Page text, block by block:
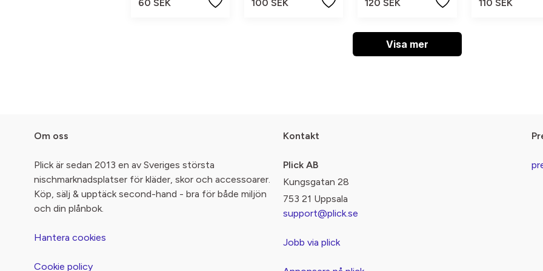
60 SEK
100 SEK
120 SEK
110 SEK
Visa mer
Om oss
Plick är sedan 2013 en av Sveriges största
nischmarknadsplatser för kläder, skor och accessoarer.
Köp, sälj & upptäck second-hand - bra för både miljön
och din plånbok.
Hantera cookies
Cookie policy
Kontakt
Plick AB
Kungsgatan 28
753 21 Uppsala
support@plick.se
Jobb via plick